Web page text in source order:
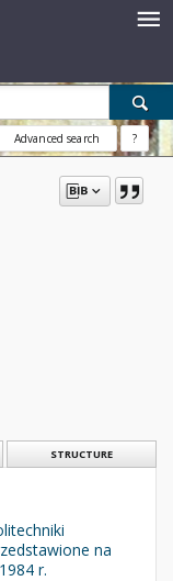
Advanced search ?
STRUCTURE
na
r.